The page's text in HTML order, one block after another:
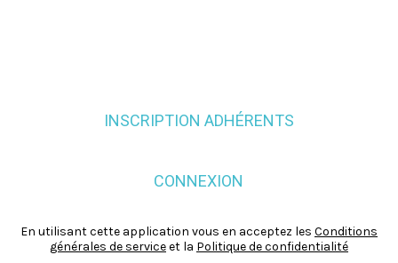
INSCRIPTION ADHÉRENTS
CONNEXION
En utilisant cette application vous en acceptez les Conditions
générales de serviceet la Politique de confidentialité